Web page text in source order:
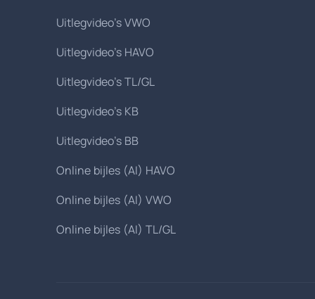
Uitlegvideo's VWO
Uitlegvideo's HAVO
Uitlegvideo's TL/GL
Uitlegvideo's KB
Uitlegvideo's BB
Online bijles (AI) HAVO
Online bijles (AI) VWO
Online bijles (AI) TL/GL